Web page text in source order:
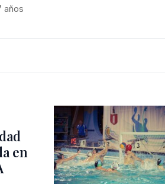
años
en